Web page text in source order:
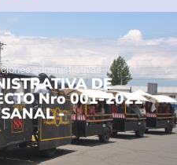
administrativas
DE
Nro 001-2021
-